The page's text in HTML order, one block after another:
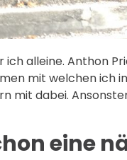
ich alleine. Anthon
mit welchen ich
mit dabei.
eine